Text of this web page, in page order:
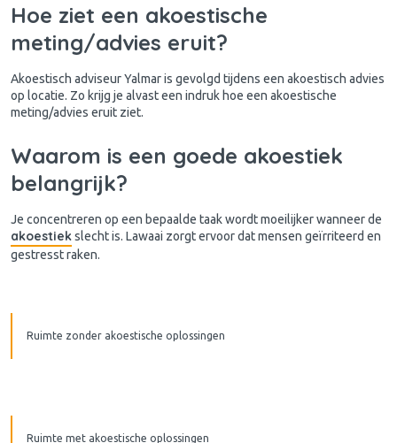
Hoe ziet een akoestische
meting/advies eruit?
Akoestisch adviseur Yalmar is gevolgd tijdens een akoestisch advies
op locatie. Zo krijg je alvast een indruk hoe een akoestische
meting/advies eruit ziet.
Waarom is een goede akoestiek
belangrijk?
Je concentreren op een bepaalde taak wordt moeilijker wanneer de
akoestiekslecht is. Lawaai zorgt ervoor dat mensen geïrriteerd en
gestresst raken.
Ruimte zonder akoestische oplossingen
Ruimte met akoestische oplossingen